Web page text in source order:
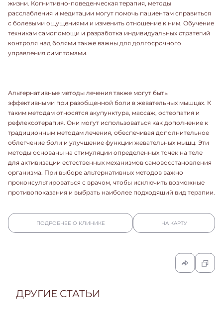
жизни. Когнитивно-поведенческая терапия, методы
расслабления и медитации могут помочь пациентам справиться
с болевыми ощущениями и изменить отношение к ним. Обучение
техникам самопомощи и разработка индивидуальных стратегий
контроля над болями также важны для долгосрочного
управления симптомами.
Альтернативные методы лечения также могут быть
эффективными при разобщенной боли в жевательных мышцах. К
таким методам относятся акупунктура, массаж, остеопатия и
рефлексотерапия. Они могут использоваться как дополнение к
традиционным методам лечения, обеспечивая дополнительное
облегчение боли и улучшение функции жевательных мышц. Эти
методы основаны на стимуляции определенных точек на теле
для активизации естественных механизмов самовосстановления
организма. При выборе альтернативных методов важно
проконсультироваться с врачом, чтобы исключить возможные
противопоказания и выбрать наиболее подходящий вид терапии.
ПОДРОБНЕЕ О КЛИНИКЕ НА КАРТУ
ДРУГИЕ СТАТЬИ